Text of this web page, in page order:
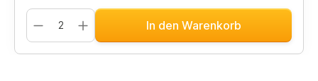
In den Warenkorb